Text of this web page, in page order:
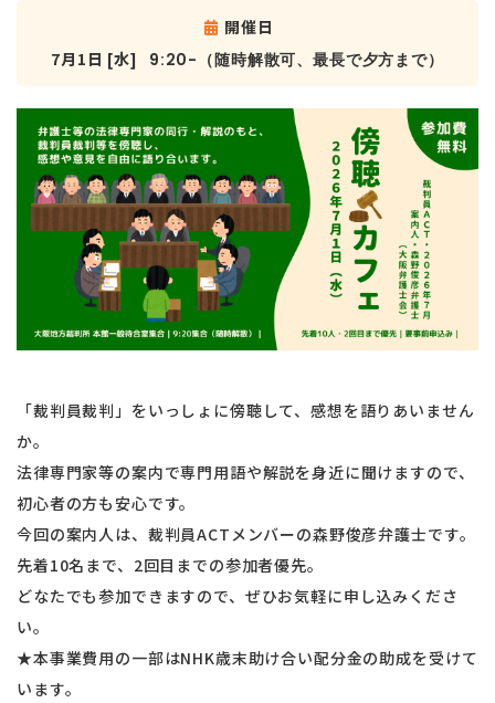
開催日
7月1日 [水]
9:20-（随時解散可、最長で夕方まで）
「裁判員裁判」をいっしょに傍聴して、感想を語りあいません
か。
法律専門家等の案内で専門用語や解説を身近に聞けますので、
初心者の方も安心です。
今回の案内人は、裁判員ACTメンバーの森野俊彦弁護士です。
先着10名まで、2回目までの参加者優先。
どなたでも参加できますので、ぜひお気軽に申し込みくださ
い。
★本事業費用の一部はNHK歳末助け合い配分金の助成を受けて
います。